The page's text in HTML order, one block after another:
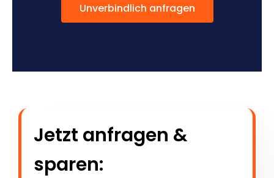
Unverbindlich anfragen
Jetzt anfragen &
sparen: